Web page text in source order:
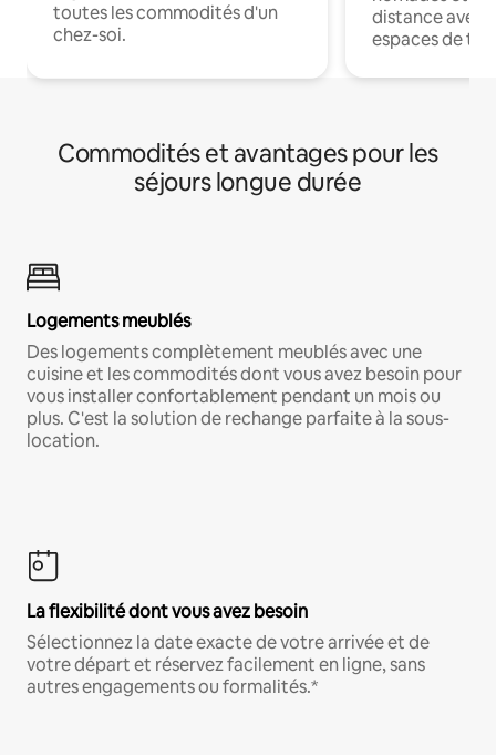
toutes les commodités d'un
chez-soi.
distance avec
espaces de
Commodités et avantages pour les
séjours longue durée
Logements meublés
Des logements complètement meublés avec une
cuisine et les commodités dont vous avez besoin pour
vous installer confortablement pendant un mois ou
plus. C'est la solution de rechange parfaite à la sous-
location.
La flexibilité dont vous avez besoin
Sélectionnez la date exacte de votre arrivée et de
votre départ et réservez facilement en ligne, sans
autres engagements ou formalités.*